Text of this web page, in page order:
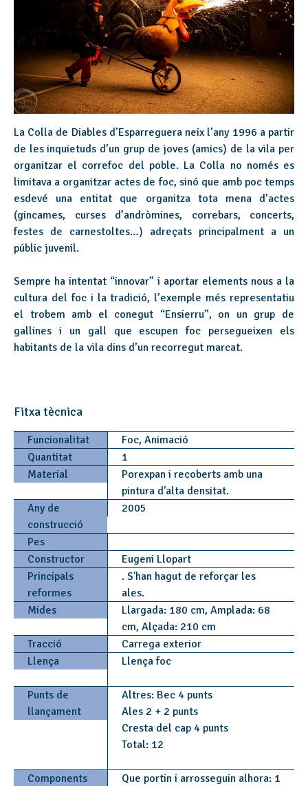
La Colla de Diables d’Esparreguera neix l’any 1996 a partir
de les inquietuds d’un grup de joves (amics) de la vila per
organitzar el correfoc del poble. La Colla no només es
limitava a organitzar actes de foc, sinó que amb poc temps
esdevé una entitat que organitza tota mena d’actes
(gincames, curses d’andròmines, correbars, concerts,
festes de carnestoltes…) adreçats principalment a un
públic juvenil.
Sempre ha intentat “innovar” i aportar elements nous a la
cultura del foc i la tradició, l’exemple més representatiu
el trobem amb el conegut “Ensierru”, on un grup de
gallines i un gall que escupen foc persegueixen els
habitants de la vila dins d’un recorregut marcat.
Fitxa tècnica
Funcionalitat
Foc, Animació
Quantitat
1
Material
Porexpan i recoberts amb una
pintura d'alta densitat.
Any de
construcció
2005
Pes
Constructor
Eugeni Llopart
Principals
reformes
. S'han hagut de reforçar les
ales.
Mides
Llargada: 180 cm, Amplada: 68
cm, Alçada: 210 cm
Tracció
Carrega exterior
Llença
Llença foc
Punts de
llançament
Altres: Bec 4 punts
Ales 2 + 2 punts
Cresta del cap 4 punts
Total: 12
Components
Que portin i arrosseguin alhora: 1